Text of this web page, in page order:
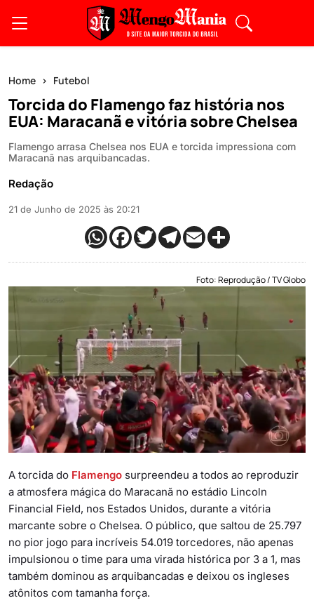
Home Futebol
Torcida do Flamengo faz história nos
EUA: Maracanã e vitória sobre Chelsea
Flamengo arrasa Chelsea nos EUA e torcida impressiona com
Maracanã nas arquibancadas.
Redação
21 de Junho de 2025 às 20:21
Foto: Reprodução / TV Globo
A torcida do Flamengo surpreendeu a todos ao reproduzir
a atmosfera mágica do Maracanã no estádio Lincoln
Financial Field, nos Estados Unidos, durante a vitória
marcante sobre o Chelsea. O público, que saltou de 25.797
no pior jogo para incríveis 54.019 torcedores, não apenas
impulsionou o time para uma virada histórica por 3 a 1, mas
também dominou as arquibancadas e deixou os ingleses
atônitos com tamanha força.